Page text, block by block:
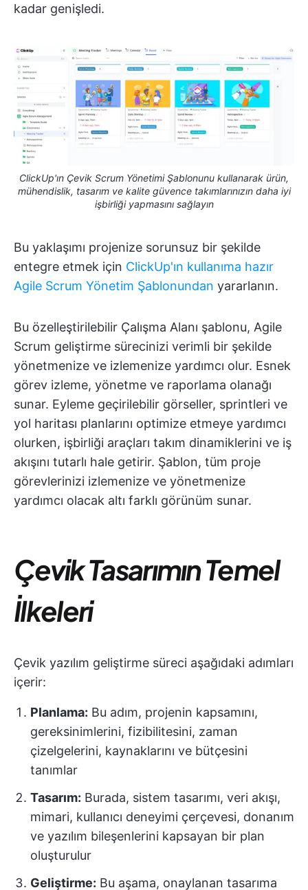
kadar genişledi.
ClickUp'ın Çevik Scrum Yönetimi Şablonunu kullanarak ürün,
mühendislik, tasarım ve kalite güvence takımlarınızın daha iyi
işbirliği yapmasını sağlayın
Bu yaklaşımı projenize sorunsuz bir şekilde
entegre etmek için ClickUp'ın kullanıma hazır
Agile Scrum Yönetim Şablonundan yararlanın.
Bu özelleştirilebilir Çalışma Alanı şablonu, Agile
Scrum geliştirme sürecinizi verimli bir şekilde
yönetmenize ve izlemenize yardımcı olur. Esnek
görev izleme, yönetme ve raporlama olanağı
sunar. Eyleme geçirilebilir görseller, sprintleri ve
yol haritası planlarını optimize etmeye yardımcı
olurken, işbirliği araçları takım dinamiklerini ve iş
akışını tutarlı hale getirir. Şablon, tüm proje
görevlerinizi izlemenize ve yönetmenize
yardımcı olacak altı farklı görünüm sunar.
Çevik Tasarımın Temel
İlkeleri
Çevik yazılım geliştirme süreci aşağıdaki adımları
içerir:
Planlama: Bu adım, projenin kapsamını,
gereksinimlerini, fizibilitesini, zaman
çizelgelerini, kaynaklarını ve bütçesini
tanımlar
Tasarım: Burada, sistem tasarımı, veri akışı,
mimari, kullanıcı deneyimi çerçevesi, donanım
ve yazılım bileşenlerini kapsayan bir plan
oluşturulur
Geliştirme: Bu aşama, onaylanan tasarıma